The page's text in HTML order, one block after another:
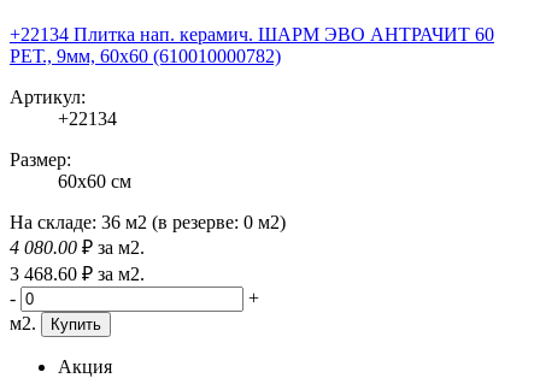
+22134 Плитка нап. керамич. ШАРМ ЭВО АНТРАЧИТ 60
РЕТ., 9мм, 60x60 (610010000782)
Артикул:
+22134
Размер:
60x60 см
На складе: 36 м2 (в резерве: 0 м2)
4 080.00 ₽ за м2.
3 468.60 ₽ за м2.
-
+
м2.
Купить
Акция